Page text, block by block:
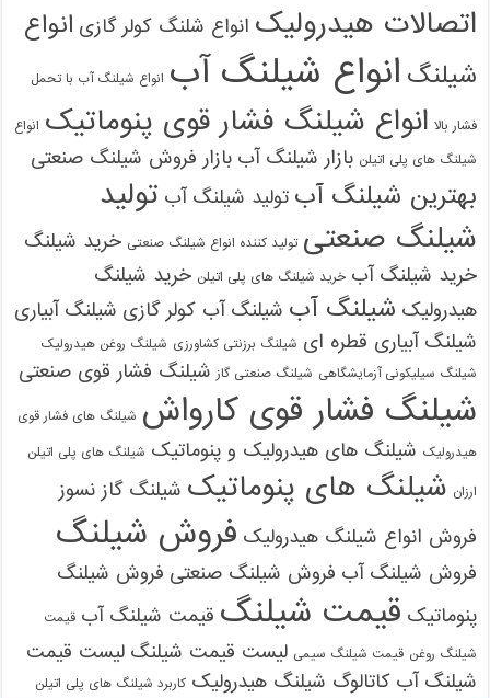
اتصالات هیدرولیک انواع شلنگ کولر گازی انواع
شیلنگ انواع شیلنگ آب انواع شیلنگ آب با تحمل
فشار بالا انواع شیلنگ فشار قوی پنوماتیک انواع
شیلنگ های پلی اتیلن بازار شیلنگ آب بازار فروش شیلنگ صنعتی
بهترین شیلنگ آب تولید شیلنگ آب تولید
شیلنگ صنعتی تولید کننده انواع شیلنگ صنعتی خرید شیلنگ
خرید شیلنگ آب خرید شیلنگ های پلی اتیلن خرید شیلنگ
هیدرولیک شیلنگ آب شیلنگ آب کولر گازی شیلنگ آبیاری
شیلنگ آبیاری قطره ای شیلنگ برزنتی کشاورزی شیلنگ روغن هیدرولیک
شیلنگ سیلیکونی آزمایشگاهی شیلنگ صنعتی گاز شیلنگ فشار قوی صنعتی
شیلنگ فشار قوی کارواش شیلنگ های فشار قوی
هیدرولیک شیلنگ های هیدرولیک و پنوماتیک شیلنگ های پلی اتیلن
ارزان شیلنگ های پنوماتیک شیلنگ گاز نسوز
فروش انواع شیلنگ هیدرولیک فروش شیلنگ
فروش شیلنگ آب فروش شیلنگ صنعتی فروش شیلنگ
پنوماتیک قیمت شیلنگ قیمت شیلنگ آب قیمت
شیلنگ روغن قیمت شیلنگ سیمی لیست قیمت شیلنگ لیست قیمت
شیلنگ آب کاتالوگ شیلنگ هیدرولیک کاربرد شیلنگ های پلی اتیلن